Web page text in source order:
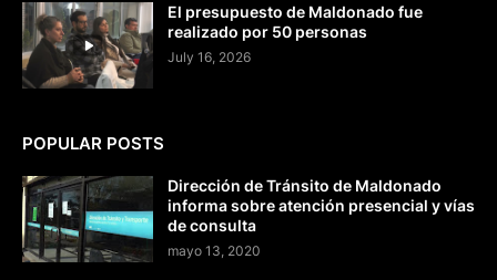
El presupuesto de Maldonado fue
realizado por 50 personas
July 16, 2026
POPULAR POSTS
Dirección de Tránsito de Maldonado
informa sobre atención presencial y vías
de consulta
mayo 13, 2020